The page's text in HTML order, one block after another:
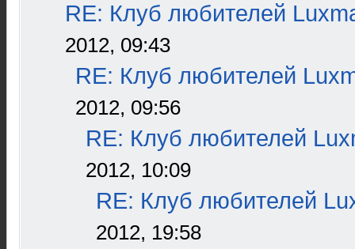
RE: Клуб любителей
2012, 09:43
RE: Клуб любителей
2012, 09:56
RE: Клуб любителей
2012, 10:09
RE: Клуб любителей
2012, 19:58